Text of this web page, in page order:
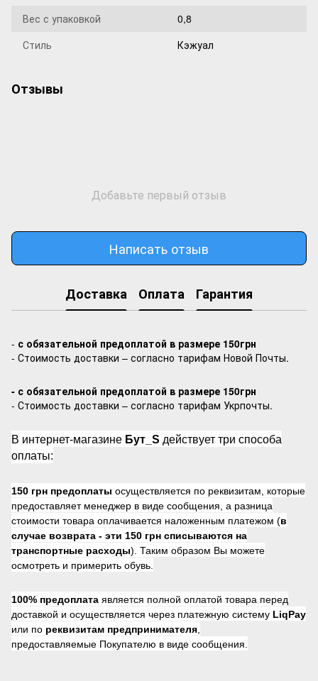
Вес с упаковкой
0,8
Стиль
Кэжуал
Отзывы
Добавьте первый отзыв
Написать отзыв
Доставка Оплата Гарантия
- с обязательной предоплатой в размере 150грн
- Стоимость доставки – согласно тарифам Новой Почты.
- с обязательной предоплатой в размере 150грн
- Стоимость доставки – согласно тарифам Укрпочты.
В интернет-магазине Бут_S действует три способа
оплаты:
150 грн предоплаты осуществляется по реквизитам, которые
предоставляет менеджер в виде сообщения, а разница
стоимости товара оплачивается наложенным платежом (в
случае возврата - эти 150 грн списываются на
транспортные расходы). Таким образом Вы можете
осмотреть и примерить обувь.
100% предоплата является полной оплатой товара перед
доставкой и осуществляется через платежную систему LiqPay
или по реквизитам предпринимателя
предоставляемые Покупателю в виде сообщения.